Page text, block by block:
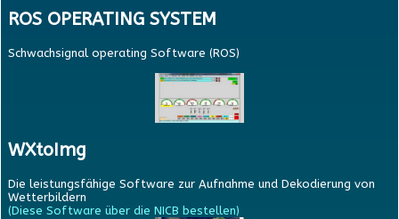
ROS OPERATING SYSTEM
Schwachsignal operating Software (ROS)
WXtoImg
Die leistungsfähige Software zur Aufnahme und Dekodierung von
Wetterbildern
(Diese Software über die NICB bestellen)